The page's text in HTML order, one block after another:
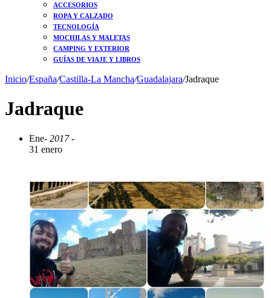
ACCESORIOS
ROPA Y CALZADO
TECNOLOGÍA
MOCHILAS Y MALETAS
CAMPING Y EXTERIOR
GUÍAS DE VIAJE Y LIBROS
Inicio/España/Castilla-La Mancha/Guadalajara/Jadraque
Jadraque
Ene- 2017 -
31 enero